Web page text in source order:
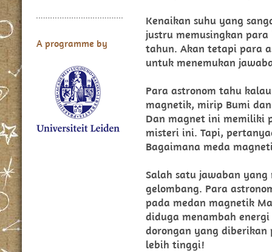
A programme by
Kenaikan suhu yang
justru memusingkan
tahun. Akan tetapi para
untuk menemukan
Para astronom tahu
magnetik, mirip Bumi
Dan magnet ini memiliki
misteri ini. Tapi,
Bagaimana meda
Salah satu jawaban
gelombang. Para
pada medan magnetik
diduga menambah
dorongan yang
lebih tinggi!